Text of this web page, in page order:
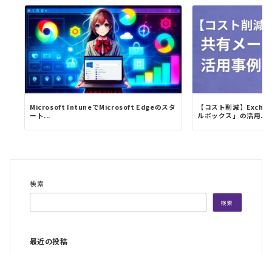
Microsoft IntuneでMicrosoft Edgeのスタ
ート...
【コスト削減】
ルボックス」の活用...
検索
検索
最近の投稿